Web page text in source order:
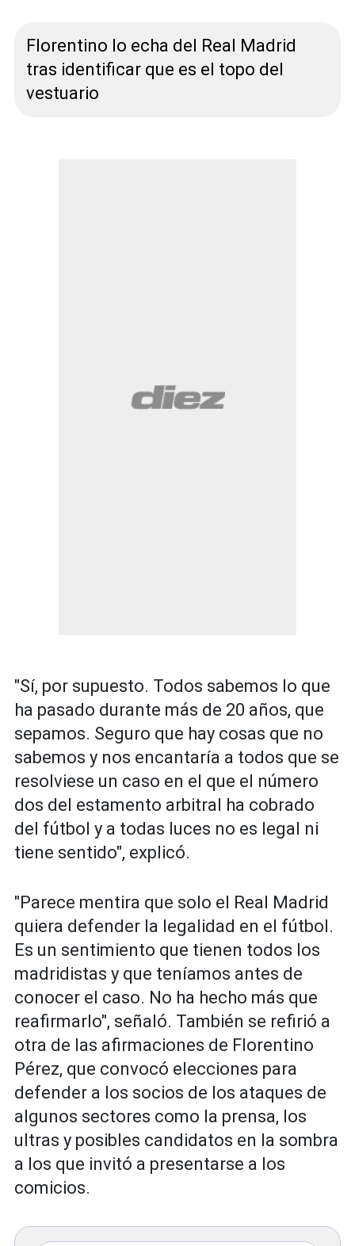
Florentino lo echa del Real Madrid
tras identificar que es el topo del
vestuario
"Sí, por supuesto. Todos sabemos lo que
ha pasado durante más de 20 años, que
sepamos. Seguro que hay cosas que no
sabemos y nos encantaría a todos que se
resolviese un caso en el que el número
dos del estamento arbitral ha cobrado
del fútbol y a todas luces no es legal ni
tiene sentido", explicó.
"Parece mentira que solo el Real Madrid
quiera defender la legalidad en el fútbol.
Es un sentimiento que tienen todos los
madridistas y que teníamos antes de
conocer el caso. No ha hecho más que
reafirmarlo", señaló. También se refirió a
otra de las afirmaciones de Florentino
Pérez, que convocó elecciones para
defender a los socios de los ataques de
algunos sectores como la prensa, los
ultras y posibles candidatos en la sombra
a los que invitó a presentarse a los
comicios.